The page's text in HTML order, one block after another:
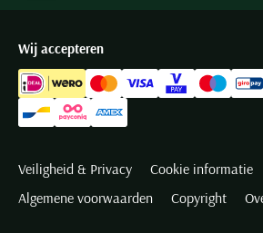
Wij accepteren
Veiligheid & Privacy Cookie informatie
Algemene voorwaarden
Copyright